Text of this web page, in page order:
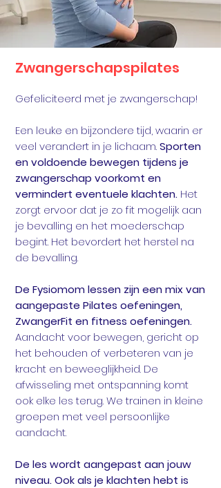
Zwangerschapspilates
Gefeliciteerd met je zwangerschap!
Een leuke en bijzondere tijd, waarin er
veel verandert in je lichaam.Sporten
en voldoende bewegen tijdens je
zwangerschap voorkomt en
vermindert eventuele klachten. Het
zorgt ervoor dat je zo fit mogelijk aan
je bevalling en het moederschap
begint. Het bevordert het herstel na
de bevalling.
De Fysiomom lessen zijn een mix van
aangepaste Pilates oefeningen,
ZwangerFit en fitness oefeningen.
Aandacht voor bewegen, gericht op
het behouden of verbeteren van je
kracht en beweeglijkheid. De
afwisseling met ontspanning komt
ook elke les terug. We trainen in kleine
groepen met veel persoonlijke
aandacht.
De les wordt aangepast aan jouw
niveau. Ook als je klachten hebt is